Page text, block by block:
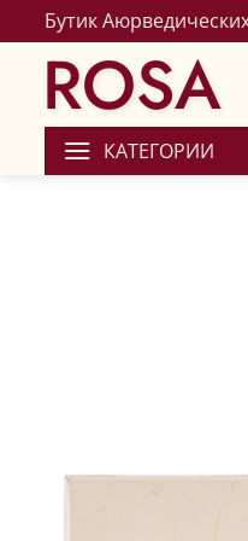
Бутик
ROSA
КАТЕГОРИИ